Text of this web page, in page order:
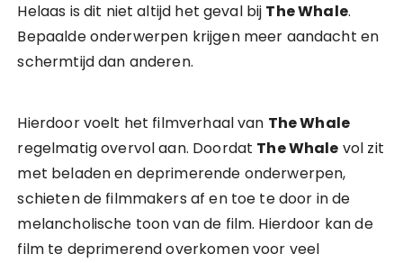
Helaas is dit niet altijd het geval bij The Whale.
Bepaalde onderwerpen krijgen meer aandacht en
schermtijd dan anderen.
Hierdoor voelt het filmverhaal van The Whale
regelmatig overvol aan. Doordat The Whale vol zit
met beladen en deprimerende onderwerpen,
schieten de filmmakers af en toe te door in de
melancholische toon van de film. Hierdoor kan de
film te deprimerend overkomen voor veel